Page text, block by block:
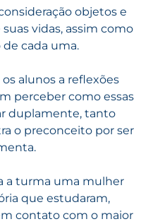
objetos e
vidas, assim como
cada uma.
alunos a reflexões
perceber como essas
duplamente, tanto
o preconceito por ser
a turma uma mulher
que estudaram,
contato com o maior